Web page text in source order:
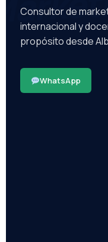
Consultor de
internacional y
propósito desde
WhatsApp